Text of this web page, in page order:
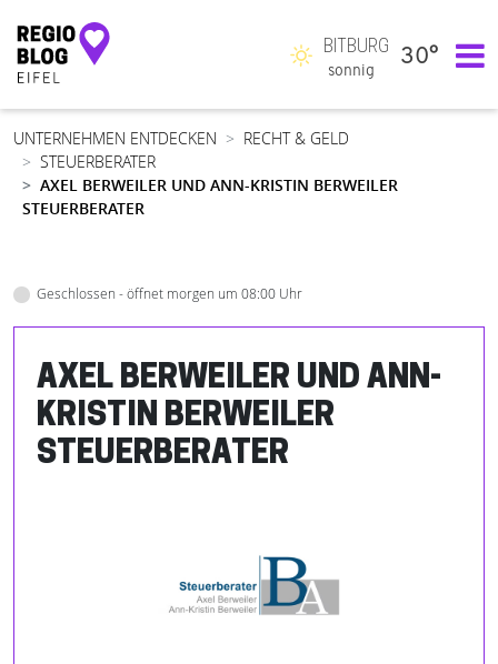
Hauptnavigation
BITBURG
sonnig
30°
UNTERNEHMEN ENTDECKEN
RECHT & GELD
STEUERBERATER
AXEL BERWEILER UND ANN-KRISTIN BERWEILER
STEUERBERATER
Geschlossen - öffnet morgen um 08:00 Uhr
AXEL BERWEILER UND ANN-
KRISTIN BERWEILER
STEUERBERATER